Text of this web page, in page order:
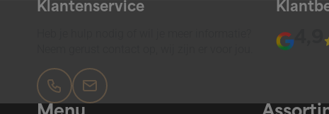
Klantenservice